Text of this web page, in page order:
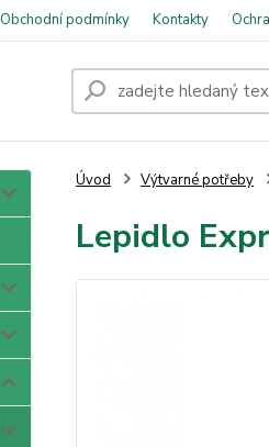
Obchodní podmínky Kontakty
Úvod Výtvarné potřeby
Lepidlo